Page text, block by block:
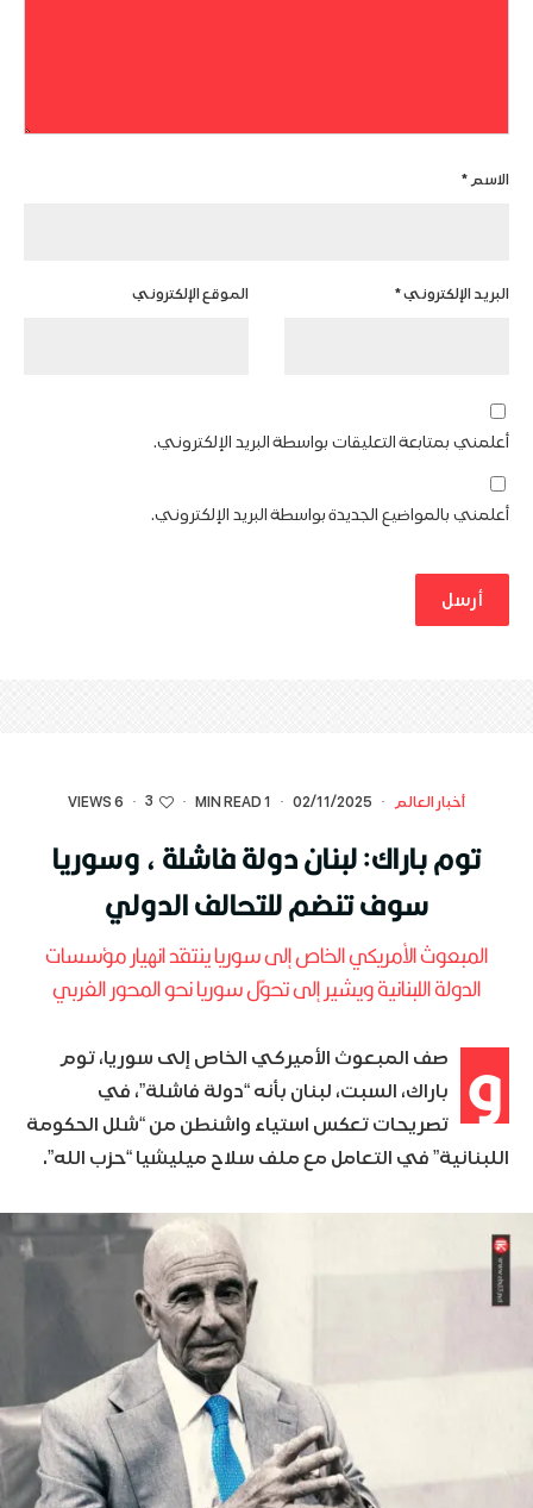
الاسم *
البريد الإلكتروني* الموقع الإلكتروني
أعلمني بمتابعة التعليقات بواسطة البريد الإلكتروني.
أعلمني بالمواضيع الجديدة بواسطة البريد الإلكتروني.
أخبار العالم ·
02/11/2025
·
1 MIN READ
·
3
·
6 VIEWS
توم باراك: لبنان دولة فاشلة ، وسوريا
سوف تنضم للتحالف الدولي
المبعوث الأمريكي الخاص إلى سوريا ينتقد انهيار مؤسسات
الدولة اللبنانية ويشير إلى تحوّل سوريا نحو المحور الغربي
و
صف المبعوث الأميركي الخاص إلى سوريا، توم
باراك، السبت، لبنان بأنه “دولة فاشلة”، في
تصريحات تعكس استياء واشنطن من “شلل الحكومة
اللبنانية” في التعامل مع ملف سلاح ميليشيا “حزب الله”.